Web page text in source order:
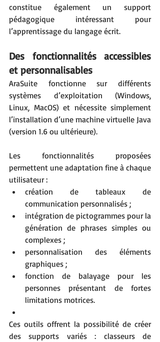
constitue également un support
pédagogique intéressant pour
l’apprentissage du langage écrit.
Des fonctionnalités accessibles
et personnalisables
AraSuite fonctionne sur différents
systèmes d’exploitation (Windows,
Linux, MacOS) et nécessite simplement
l’installation d’une machine virtuelle Java
(version 1.6 ou ultérieure).
Les fonctionnalités proposées
permettent une adaptation fine à chaque
utilisateur :
création de tableaux de
communication personnalisés ;
intégration de pictogrammes pour la
génération de phrases simples ou
complexes ;
personnalisation des éléments
graphiques ;
fonction de balayage pour les
personnes présentant de fortes
limitations motrices.
Ces outils offrent la possibilité de créer
des supports variés : classeurs de